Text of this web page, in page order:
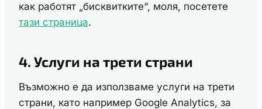
как работят „бисквитките“, моля, посетете
тази страница.
4. Услуги на трети страни
Възможно е да използваме услуги на трети
страни, като например Google Analytics, за